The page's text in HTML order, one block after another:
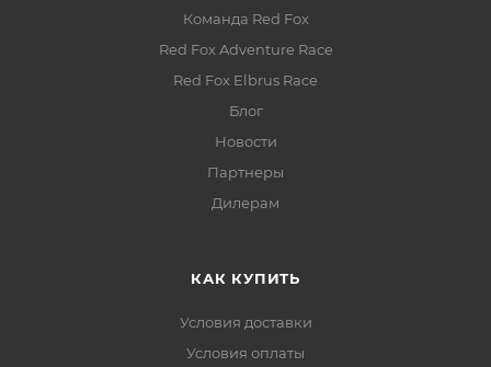
Команда Red Fox
Red Fox Adventure Race
Red Fox Elbrus Race
Блог
Новости
Партнеры
Дилерам
КАК КУПИТЬ
Условия доставки
Условия оплаты